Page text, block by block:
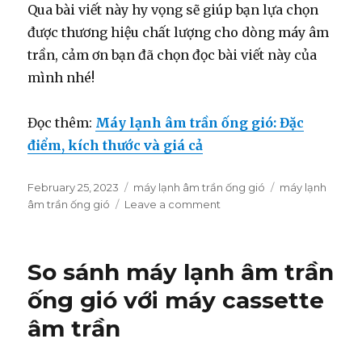
Qua bài viết này hy vọng sẽ giúp bạn lựa chọn
được thương hiệu chất lượng cho dòng máy âm
trần, cảm ơn bạn đã chọn đọc bài viết này của
mình nhé!
Đọc thêm: Máy lạnh âm trần ống gió: Đặc
điểm, kích thước và giá cả
Posted
on
February 25, 2023 Categories
máy lạnh âm trần ống gió Tags
máy lạnh
âm trần ống gió
Leave a comment
trần
ống
So sánh máy lạnh âm trần
ống gió với máy cassette
âm trần